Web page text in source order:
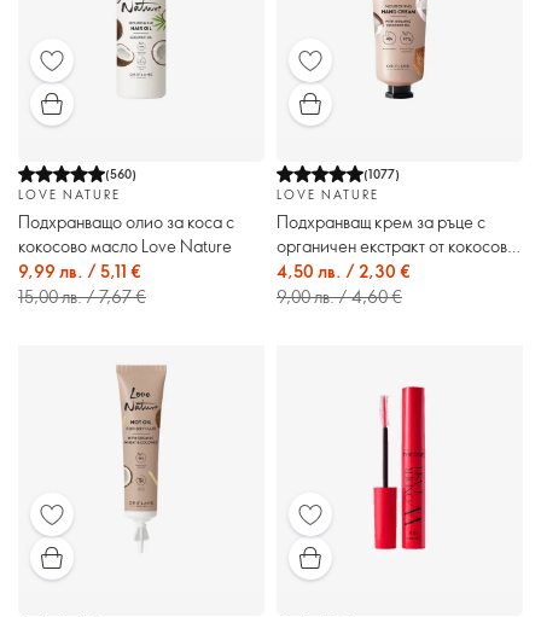
(560)
LOVE NATURE
Подхранващо олио за коса с
кокосово масло Love Nature
9,99 лв. / 5,11 €
15,00 лв. / 7,67 €
(1077)
LOVE NATURE
Подхранващ крем за ръце с
органичен екстракт от кокосово
масло Love Nature
4,50 лв. / 2,30 €
9,00 лв. / 4,60 €